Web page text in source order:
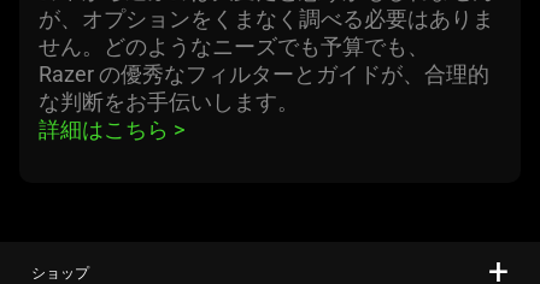
が、オプションをくまなく調べる必要はありま
せん。どのようなニーズでも予算でも、
Razer の優秀なフィルターとガイドが、合理的
な判断をお手伝いし ます。
詳細はこちら >
ショップ